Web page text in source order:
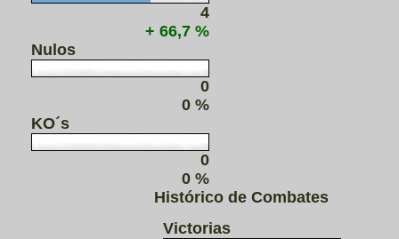
4
+ 66,7 %
Nulos
0
0 %
KO´s
0
0 %
Histórico de Combates
Victorias